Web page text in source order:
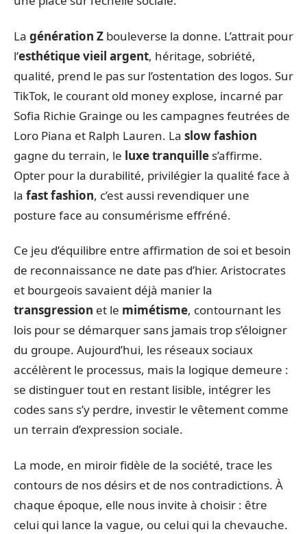
La génération Z bouleverse la donne. L’attrait pour
l’esthétique vieil argent, héritage, sobriété,
qualité, prend le pas sur l’ostentation des logos. Sur
TikTok, le courant old money explose, incarné par
Sofia Richie Grainge ou les campagnes feutrées de
Loro Piana et Ralph Lauren. La slow fashion
gagne du terrain, le luxe tranquille s’affirme.
Opter pour la durabilité, privilégier la qualité face à
la fast fashion, c’est aussi revendiquer une
posture face au consumérisme effréné.
Ce jeu d’équilibre entre affirmation de soi et besoin
de reconnaissance ne date pas d’hier. Aristocrates
et bourgeois savaient déjà manier la
transgression et le mimétisme, contournant les
lois pour se démarquer sans jamais trop s’éloigner
du groupe. Aujourd’hui, les réseaux sociaux
accélèrent le processus, mais la logique demeure :
se distinguer tout en restant lisible, intégrer les
codes sans s’y perdre, investir le vêtement comme
un terrain d’expression sociale.
La mode, en miroir fidèle de la société, trace les
contours de nos désirs et de nos contradictions. À
chaque époque, elle nous invite à choisir : être
celui qui lance la vague, ou celui qui la chevauche.